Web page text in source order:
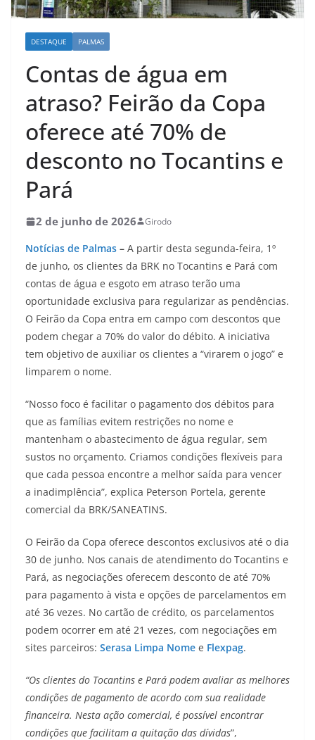
DESTAQUE PALMAS
Contas de água em
atraso? Feirão da Copa
oferece até 70% de
desconto no Tocantins e
Pará
2 de junho de 2026 Girodo
Notícias de Palmas – A partir desta segunda-feira, 1º
de junho, os clientes da BRK no Tocantins e Pará com
contas de água e esgoto em atraso terão uma
oportunidade exclusiva para regularizar as pendências.
O Feirão da Copa entra em campo com descontos que
podem chegar a 70% do valor do débito. A iniciativa
tem objetivo de auxiliar os clientes a “virarem o jogo” e
limparem o nome.
“Nosso foco é facilitar o pagamento dos débitos para
que as famílias evitem restrições no nome e
mantenham o abastecimento de água regular, sem
sustos no orçamento. Criamos condições flexíveis para
que cada pessoa encontre a melhor saída para vencer
a inadimplência”, explica Peterson Portela, gerente
comercial da BRK/SANEATINS.
O Feirão da Copa oferece descontos exclusivos até o dia
30 de junho. Nos canais de atendimento do Tocantins e
Pará, as negociações oferecem desconto de até 70%
para pagamento à vista e opções de parcelamentos em
até 36 vezes. No cartão de crédito, os parcelamentos
podem ocorrer em até 21 vezes, com negociações em
sites parceiros: Serasa Limpa Nome e Flexpag.
“Os clientes do Tocantins e Pará podem avaliar as melhores
condições de pagamento de acordo com sua realidade
financeira. Nesta ação comercial, é possível encontrar
condições que facilitam a quitação das dívidas”,